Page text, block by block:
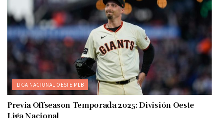
LIGA NACIONAL OESTE MLB
Previa Offseason Temporada 2025: División Oeste
Liga Nacional